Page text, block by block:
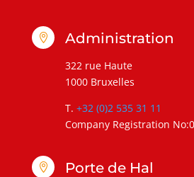
 Administration
322 rue Haute
1000 Bruxelles
T. +32 (0)2 535 31 11
Company Registration
 Porte de Hal